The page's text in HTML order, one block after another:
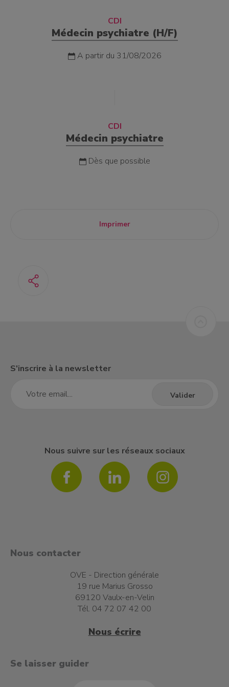
CDI
Médecin psychiatre (H/F)
A partir du 31/08/2026
CDI
Médecin psychiatre
Dès que possible
Imprimer
S'inscrire à la newsletter
Nous suivre sur les réseaux sociaux
Nous contacter
OVE - Direction générale
19 rue Marius Grosso
69120 Vaulx-en-Velin
Tél. 04 72 07 42 00
Nous écrire
Se laisser guider